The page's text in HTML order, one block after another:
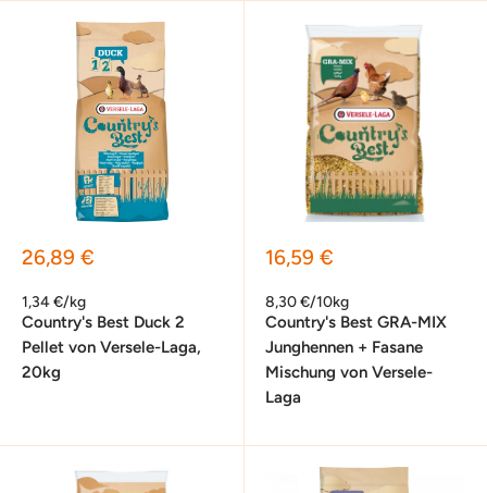
Sonderpreis
26,89 €
1,34 €/kg
Country's Best Duck 2
Pellet von Versele-Laga,
20kg
Sonderpreis
16,59 €
8,30 €/10kg
Country's Best GRA-MIX
Junghennen + Fasane
Mischung von Versele-
Laga